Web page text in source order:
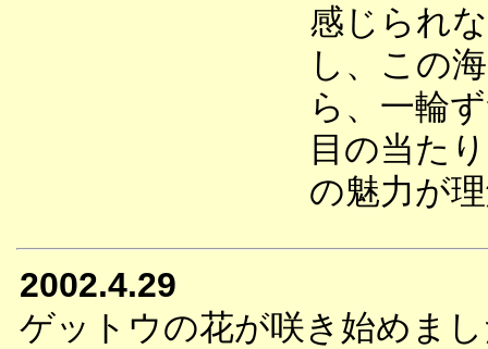
感じられ
し、この
ら、一輪
目の当た
の魅力が
2002.4.29
ゲットウの花が咲き始めま